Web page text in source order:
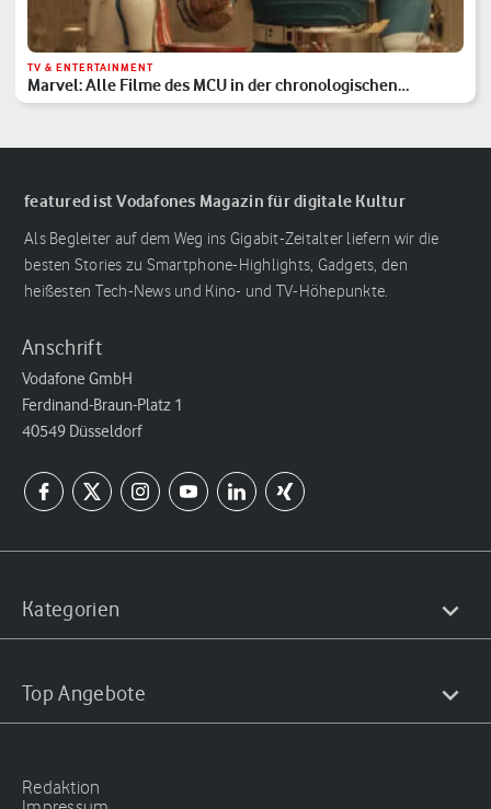
TV & ENTERTAINMENT
Marvel: Alle Filme des MCU in der chronologischen
Reihenfolge
featured ist Vodafones Magazin für digitale Kultur
Als Begleiter auf dem Weg ins Gigabit-Zeitalter liefern wir die
besten Stories zu Smartphone-Highlights, Gadgets, den
heißesten Tech-News und Kino- und TV-Höhepunkte.
Anschrift
Vodafone GmbH
Ferdinand-Braun-Platz 1
40549 Düsseldorf
Kategorien
Top Angebote
Redaktion